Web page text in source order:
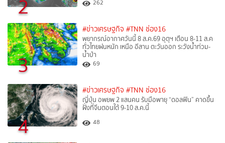
2 262
3
#ข่าวเศรษฐกิจ #TNN ช่อง16
พยากรณ์อากาศวันนี้ 8 ส.ค.69 อุตุฯ เตือน 8-11 ส.ค
ทั่วไทยฝนหนัก เหนือ อีสาน ตะวันออก ระวังน้ำท่วม-
น้ำป่า
69
4
#ข่าวเศรษฐกิจ #TNN ช่อง16
ญี่ปุ่น อพยพ 2 แสนคน รับมือพายุ “ดอลฟิน” คาดขึ้น
ฝั่งที่จีนตอนใต้ 9-10 ส.ค.นี้
48